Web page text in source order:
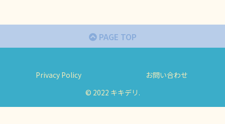
PAGE TOP
Privacy Policy
お問い合わせ
© 2022 キキデリ.